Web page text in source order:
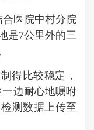
医院中村分院
是7公里外的三
得比较稳定，
边耐心地嘱咐
测数据上传至